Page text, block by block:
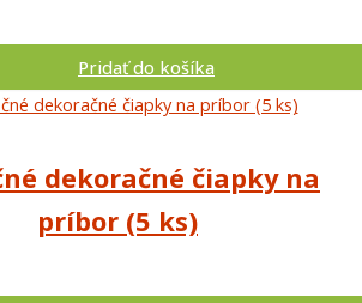
Pridať do košíka
dekoračné čiapky na
príbor (5 ks)